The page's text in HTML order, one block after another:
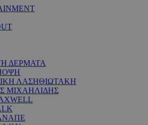
ΔΕΡΜΑΤΑ
ΛΑΣΗΘΙΩΤΑΚΗ
ΜΙΧΑΗΛΙΔΗΣ